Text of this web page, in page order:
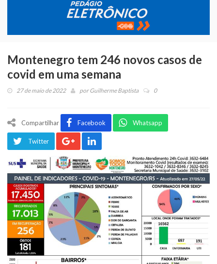
Montenegro tem 246 novos casos de
covid em uma semana
27 de maio de 2022 porGuilherme Baptista 0
Compartilhar Facebook Whatsapp
Twitter